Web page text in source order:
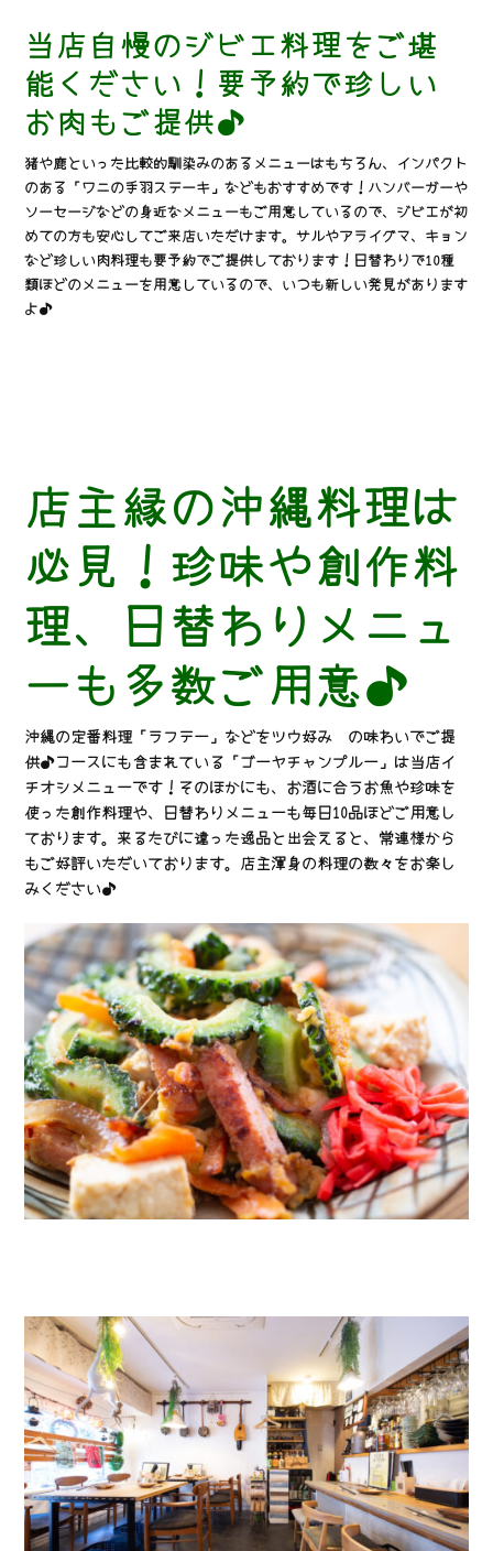
当店自慢のジビエ料理をご堪
能ください！要予約で珍しい
お肉もご提供♪
猪や鹿といった比較的馴染みのあるメニューはもちろん、インパクト
のある「ワニの手羽ステーキ」などもおすすめです！ハンバーガーや
ソーセージなどの身近なメニューもご用意しているので、ジビエが初
めての方も安心してご来店いただけます。サルやアライグマ、キョン
など珍しい肉料理も要予約でご提供しております！日替わりで10種
類ほどのメニューを用意しているので、いつも新しい発見があります
よ♪
店主縁の沖縄料理は
必見！珍味や創作料
理、日替わりメニュ
ーも多数ご用意♪
沖縄の定番料理「ラフテー」などをツウ好み の味わいでご提
供♪コースにも含まれている「ゴーヤチャンプルー」は当店イ
チオシメニューです！そのほかにも、お酒に合うお魚や珍味を
使った創作料理や、日替わりメニューも毎日10品ほどご用意し
ております。来るたびに違った逸品と出会えると、常連様から
もご好評いただいております。店主渾身の料理の数々をお楽し
みください♪